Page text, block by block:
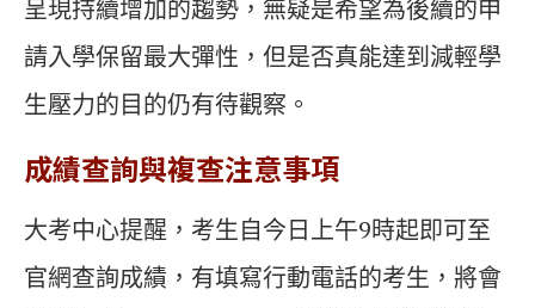
呈現持續增加的趨勢，無疑是希望為後續的申
請入學保留最大彈性，但是否真能達到減輕學
生壓力的目的仍有待觀察。
成績查詢與複查注意事項
大考中心提醒，考生自今日上午9時起即可至
官網查詢成績，有填寫行動電話的考生，將會